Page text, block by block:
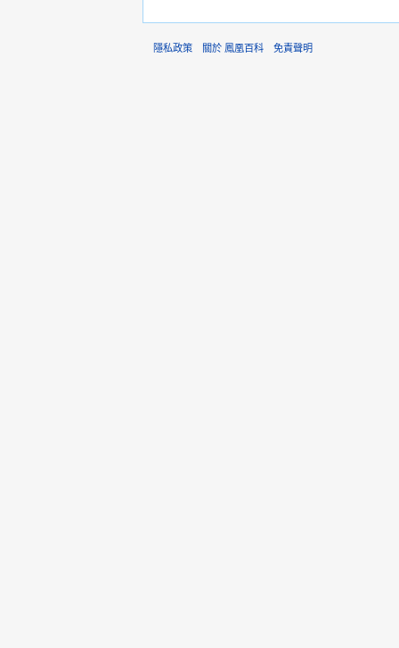
隱私政策 關於 鳳凰百科 免責聲明